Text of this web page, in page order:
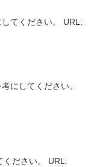
してください。 URL:
にしてください。
ください。 URL: